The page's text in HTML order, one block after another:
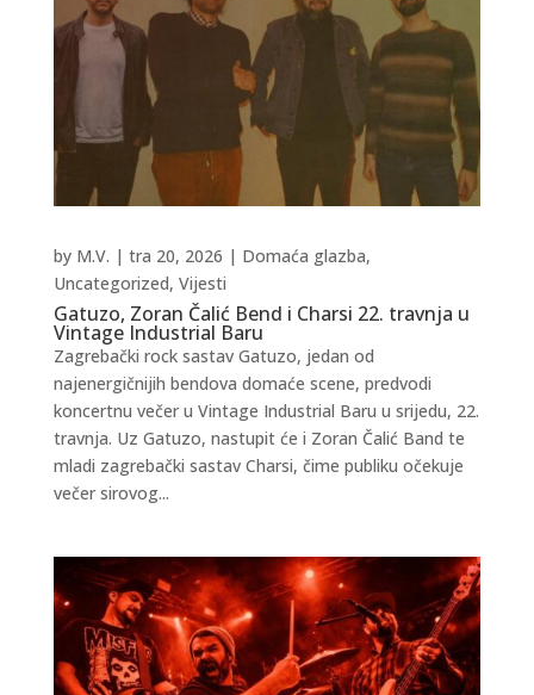
Gatuzo, Zoran Čalić Bend i Charsi 22. travnja u
Vintage Industrial Baru
by M.V. | tra 20, 2026 | Domaća glazba,
Uncategorized, Vijesti
Zagrebački rock sastav Gatuzo, jedan od
najenergičnijih bendova domaće scene, predvodi
koncertnu večer u Vintage Industrial Baru u srijedu, 22.
travnja. Uz Gatuzo, nastupit će i Zoran Čalić Band te
mladi zagrebački sastav Charsi, čime publiku očekuje
večer sirovog...